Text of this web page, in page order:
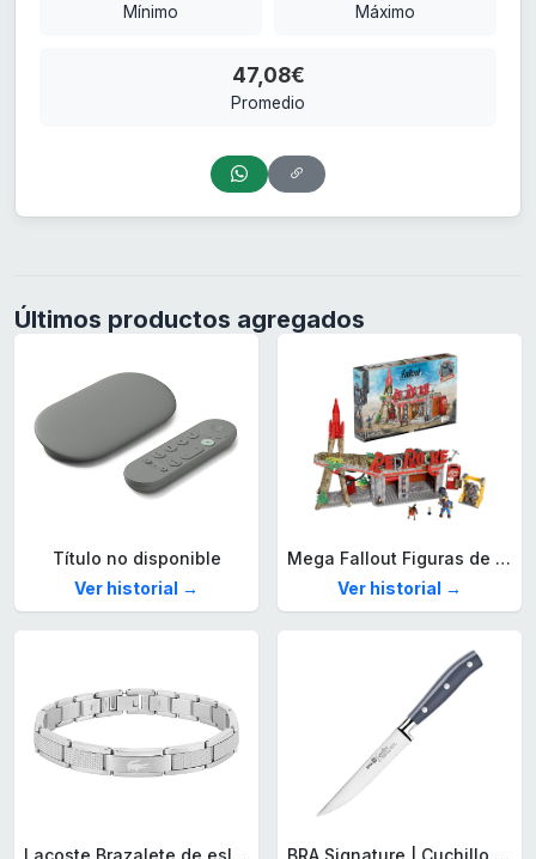
Mínimo Máximo
47,08€
Promedio
Últimos productos agregados
Título no disponible
Ver historial →
Mega Fallout Figuras de acción y Juguetes de construcción, Parada de Camiones Red Rocket con 824 Piezas, 2 Personajes articulados y Accesorios, para coleccionistas, HXT00
Ver historial →
Lacoste Brazalete de eslabón para Hombre Colección STENCIL de Acero inoxidable
BRA Signature | Cuchillo tomatero 120 mm, Acero Inoxidable alemán forjado con Molibdeno Vanadio, Mango Remachado ABS, Diseño Ergonómico, Hoja 1,6 mm espesor